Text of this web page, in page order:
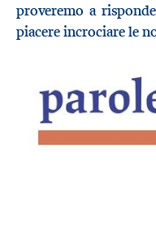
proveremo a
piacere incrociare le